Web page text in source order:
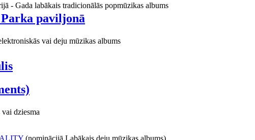
paviljonā
- Gada labākais tradicionālās popmūzikas albums
vai deju mūzikas albums
dziesma
(nominācijā Labākais deju mūzikas albums)